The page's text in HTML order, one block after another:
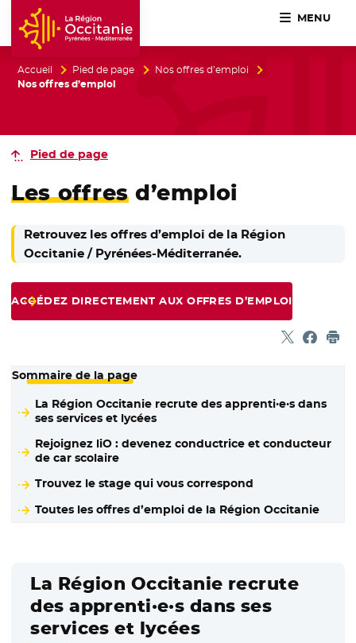
Accueil Région Occitanie / Pyrénées-Méditerranée
MENU
Accueil Pied de page
Nos offres d’emploi
Nos offres d’emploi
Pied de page
Les offresd’emploi
Retrouvez les offres d’emploi de la Région
Occitanie / Pyrénées-Méditerranée.
ACCÉDEZ DIRECTEMENT AUX OFFRES D’EMPLOI
Partager
- Nouvelle
-
Sommaire de la page
La Région Occitanie recrute des apprenti·e·s dans
ses services et lycées
Rejoignez liO : devenez conductrice et conducteur
de car scolaire
Trouvez le stage qui vous correspond
Toutes les offres d’emploi de la Région Occitanie
La Région Occitanie recrute
des apprenti·e·s dans ses
services et lycées